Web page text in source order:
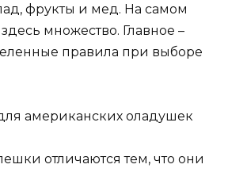
фрукты и мед. На самом
множество. Главное –
правила при выборе
американских оладушек
отличаются тем, что они